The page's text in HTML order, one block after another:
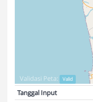
Validasi Peta: Valid
Tanggal Input